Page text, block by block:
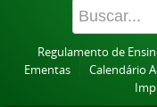
Regulamento de
Ementas
Calendário